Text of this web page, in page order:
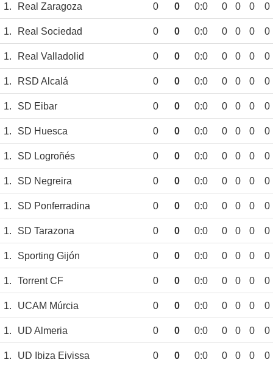
1. Real Zaragoza 0 0 0:0 0 0 0 0
1. Real Sociedad 0 0 0:0 0 0 0 0
1. Real Valladolid 0 0 0:0 0 0 0 0
1. RSD Alcalá 0 0 0:0 0 0 0 0
1. SD Eibar 0 0 0:0 0 0 0 0
1. SD Huesca 0 0 0:0 0 0 0 0
1. SD Logroñés 0 0 0:0 0 0 0 0
1. SD Negreira 0 0 0:0 0 0 0 0
1. SD Ponferradina 0 0 0:0 0 0 0 0
1. SD Tarazona 0 0 0:0 0 0 0 0
1. Sporting Gijón 0 0 0:0 0 0 0 0
1. Torrent CF 0 0 0:0 0 0 0 0
1. UCAM Múrcia 0 0 0:0 0 0 0 0
1. UD Almeria 0 0 0:0 0 0 0 0
1. UD Ibiza Eivissa 0 0 0:0 0 0 0 0